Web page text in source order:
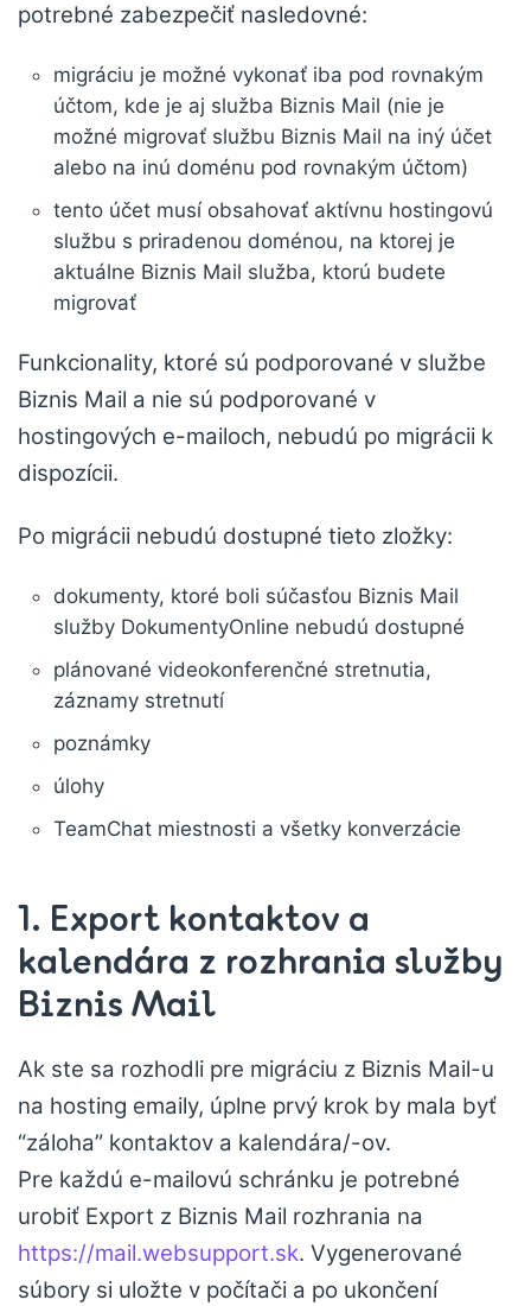
potrebné zabezpečiť nasledovné:
migráciu je možné vykonať iba pod rovnakým
účtom, kde je aj služba Biznis Mail (nie je
možné migrovať službu Biznis Mail na iný účet
alebo na inú doménu pod rovnakým účtom)
tento účet musí obsahovať aktívnu hostingovú
službu s priradenou doménou, na ktorej je
aktuálne Biznis Mail služba, ktorú budete
migrovať
Funkcionality, ktoré sú podporované v službe
Biznis Mail a nie sú podporované v
hostingových e-mailoch, nebudú po migrácii k
dispozícii.
Po migrácii nebudú dostupné tieto zložky:
dokumenty, ktoré boli súčasťou Biznis Mail
služby DokumentyOnline nebudú dostupné
plánované videokonferenčné stretnutia,
záznamy stretnutí
poznámky
úlohy
TeamChat miestnosti a všetky konverzácie
1. Export kontaktov a
kalendára z rozhrania služby
Biznis Mail
Ak ste sa rozhodli pre migráciu z Biznis Mail-u
na hosting emaily, úplne prvý krok by mala byť
“záloha” kontaktov a kalendára/-ov.
Pre každú e-mailovú schránku je potrebné
urobiť Export z Biznis Mail rozhrania na
https://mail.websupport.sk. Vygenerované
súbory si uložte v počítači a po ukončení